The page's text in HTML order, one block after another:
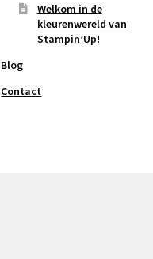
Welkom in de
kleurenwereld van
Stampin’Up!
Blog
Contact